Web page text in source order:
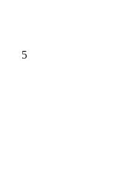
5